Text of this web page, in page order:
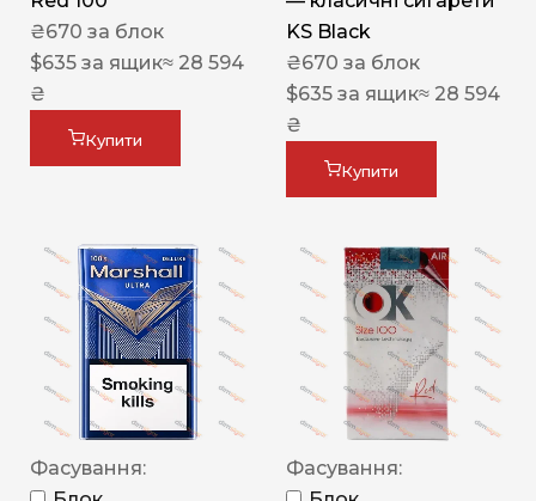
₴670 за блок
$635 за ящик≈ 28 594
₴
Купити
KS Black
₴670 за блок
$635 за ящик≈ 28 594
₴
Купити
Фасування:
Фасування: